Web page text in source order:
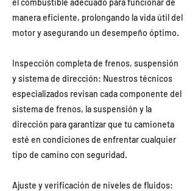
el combustible adecuado para funcionar de
manera eficiente, prolongando la vida útil del
motor y asegurando un desempeño óptimo.
Inspección completa de frenos, suspensión
y sistema de dirección: Nuestros técnicos
especializados revisan cada componente del
sistema de frenos, la suspensión y la
dirección para garantizar que tu camioneta
esté en condiciones de enfrentar cualquier
tipo de camino con seguridad.
Ajuste y verificación de niveles de fluidos: